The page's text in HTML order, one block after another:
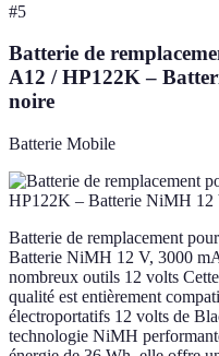
#5
Batterie de
A12 / HP122K –
noire
Batterie Mobile
Batterie de remplacement
Batterie NiMH 12 V, 3000
nombreux outils 12 volts
qualité est entièrement
électroportatifs 12 volts de
technologie NiMH